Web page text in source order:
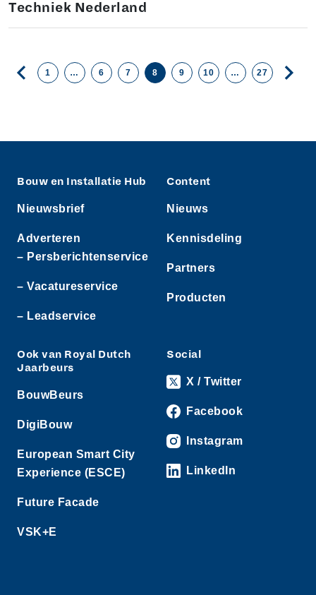
Techniek Nederland
1 … 6 7 8 9 10 … 27
Bouw en Installatie Hub
Nieuwsbrief
Adverteren
– Persberichtenservice
– Vacatureservice
– Leadservice
Content
Nieuws
Kennisdeling
Partners
Producten
Ook van Royal Dutch
Jaarbeurs
BouwBeurs
DigiBouw
European Smart City
Experience (ESCE)
Future Facade
VSK+E
Social
X / Twitter
Facebook
Instagram
LinkedIn